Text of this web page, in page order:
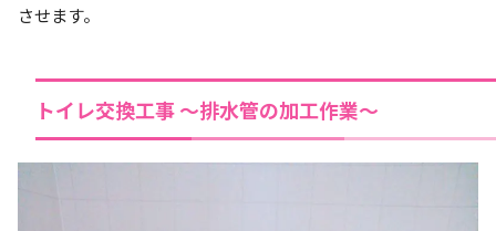
させます。
トイレ交換工事 ～排水管の加工作業～